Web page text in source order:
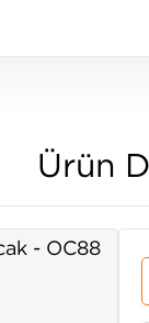
Ürün
- OC88